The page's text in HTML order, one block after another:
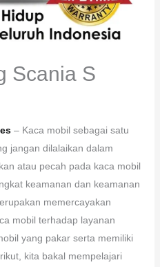
Scania S
– Kaca mobil sebagai satu
jangan dilalaikan dalam
atau pecah pada kaca mobil
keamanan dan keamanan
memercayakan
mobil terhadap layanan
yang pakar serta memiliki
kita bakal mempelajari